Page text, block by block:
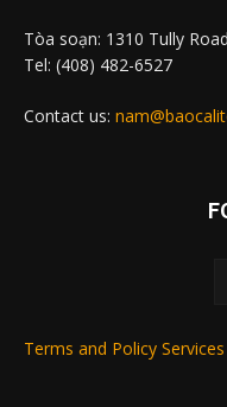
Tòa soạn: 1310 Tully
Tel: (408) 482-6527
Contact us:
Terms and Policy Services